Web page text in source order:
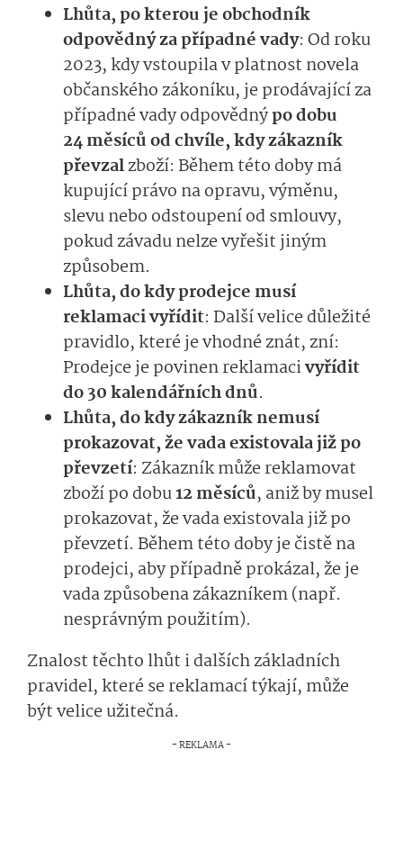
Lhůta, po kterou je obchodník
odpovědný za případné vady: Od roku
2023, kdy vstoupila v platnost novela
občanského zákoníku, je prodávající za
případné vady odpovědnýpo dobu
24 měsíců od chvíle, kdy zákazník
převzalzboží: Během této doby má
kupující právo na opravu, výměnu,
slevu nebo odstoupení od smlouvy,
pokud závadu nelze vyřešit jiným
způsobem.
Lhůta, do kdy prodejce musí
reklamaci vyřídit: Další velice důležité
pravidlo, které je vhodné znát, zní:
Prodejce je povinen reklamacivyřídit
do 30 kalendářních dnů.
Lhůta, do kdy zákazník nemusí
prokazovat, že vada existovala již po
převzetí: Zákazník může reklamovat
zboží po dobu12 měsíců, aniž by musel
prokazovat, že vada existovala již po
převzetí. Během této doby je čistě na
prodejci, aby případně prokázal, že je
vada způsobena zákazníkem (např.
nesprávným použitím).
Znalost těchto lhůt i dalších základních
pravidel, které se reklamací týkají, může
být velice užitečná.